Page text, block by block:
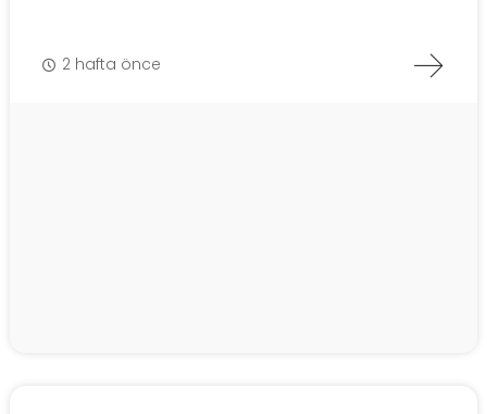
2 hafta önce